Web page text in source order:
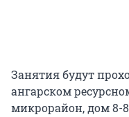
Занятия будут
ангарском
микрорайон, дом 8-